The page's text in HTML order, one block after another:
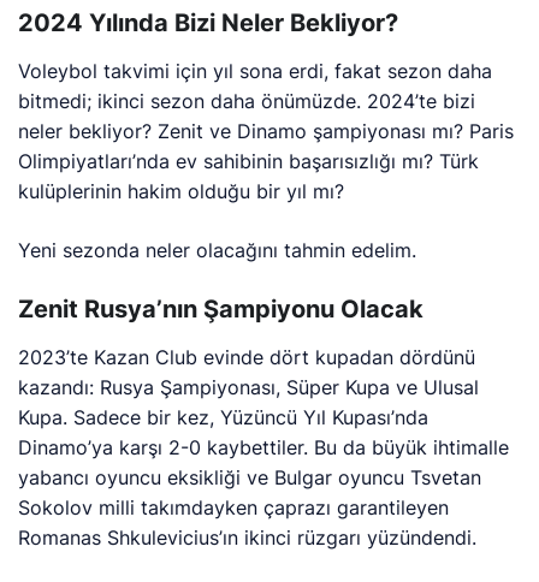
2024 Yılında Bizi Neler Bekliyor?
Voleybol takvimi için yıl sona erdi, fakat sezon daha
bitmedi; ikinci sezon daha önümüzde. 2024’te bizi
neler bekliyor? Zenit ve Dinamo şampiyonası mı? Paris
Olimpiyatları’nda ev sahibinin başarısızlığı mı? Türk
kulüplerinin hakim olduğu bir yıl mı?
Yeni sezonda neler olacağını tahmin edelim.
Zenit Rusya’nın Şampiyonu Olacak
2023’te Kazan Club evinde dört kupadan dördünü
kazandı: Rusya Şampiyonası, Süper Kupa ve Ulusal
Kupa. Sadece bir kez, Yüzüncü Yıl Kupası’nda
Dinamo’ya karşı 2-0 kaybettiler. Bu da büyük ihtimalle
yabancı oyuncu eksikliği ve Bulgar oyuncu Tsvetan
Sokolov milli takımdayken çaprazı garantileyen
Romanas Shkulevicius’ın ikinci rüzgarı yüzündendi.